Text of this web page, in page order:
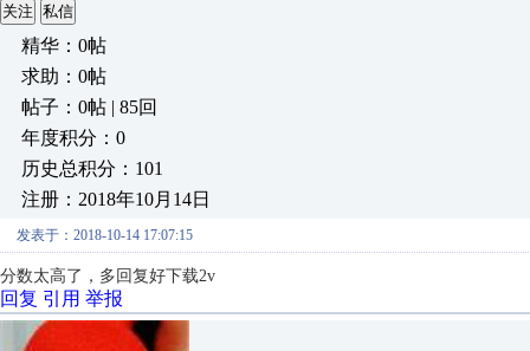
关注 私信
精华：0帖
求助：0帖
帖子：0帖 | 85回
年度积分：0
历史总积分：101
注册：2018年10月14日
发表于：2018-10-14 17:07:15
分数太高了，多回复好下载2v
回复 引用 举报